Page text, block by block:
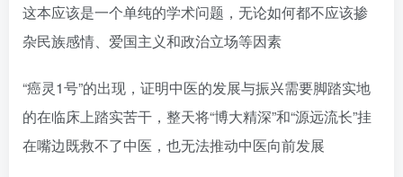
这本应该是一个单纯的学术问题，无论如何都不应该掺
杂民族感情、爱国主义和政治立场等因素
“癌灵1号”的出现，证明中医的发展与振兴需要脚踏实地
的在临床上踏实苦干，整天将“博大精深”和“源远流长”挂
在嘴边既救不了中医，也无法推动中医向前发展